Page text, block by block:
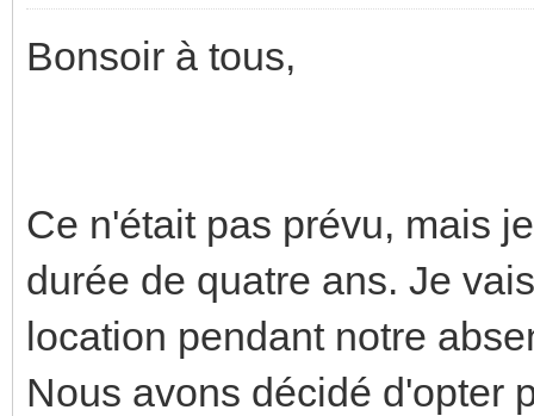
Bonsoir à tous,
Ce n'était pas prévu, mais
durée de quatre ans. Je
location pendant notre
Nous avons décidé d'opter